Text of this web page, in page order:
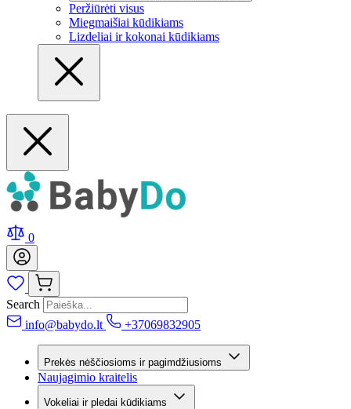
Peržiūrėti visus
Miegmaišiai kūdikiams
Lizdeliai ir kokonai kūdikiams
0
Search
info@babydo.lt
+37069832905
Prekės nėščiosioms ir pagimdžiusioms
Naujagimio kraitelis
Vokeliai ir pledai kūdikiams